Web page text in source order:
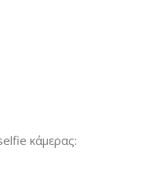
κάμερας: